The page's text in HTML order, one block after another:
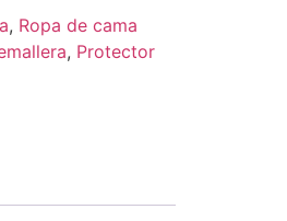
, Ropa de cama
, Protector